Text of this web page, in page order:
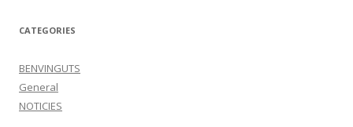
CATEGORIES
BENVINGUTS
General
NOTICIES